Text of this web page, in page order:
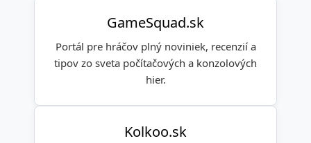
GameSquad.sk
Portál pre hráčov plný noviniek, recenzií a
tipov zo sveta počítačových a konzolových
hier.
Kolkoo.sk